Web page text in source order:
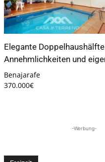
Elegante
Annehmlichkeiten und
Benajarafe
370.000€
-Werbung-